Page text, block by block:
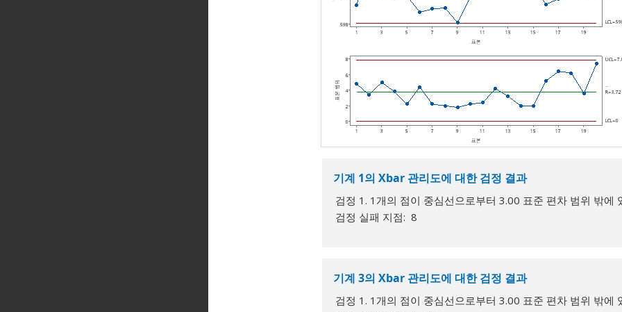
기계 1의 Xbar 관리도에 대한 검정 결과
검정 1. 1개의 점이 중심선으로부터 3.00 표준 편차 범위 밖에
검정 실패 지점: 8
기계 3의 Xbar 관리도에 대한 검정 결과
검정 1. 1개의 점이 중심선으로부터 3.00 표준 편차 범위 밖에